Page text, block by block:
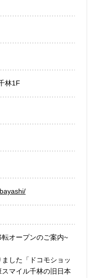
林1F
オープンのご案内~
した「ドコモショッ
マイル千林の旧日本